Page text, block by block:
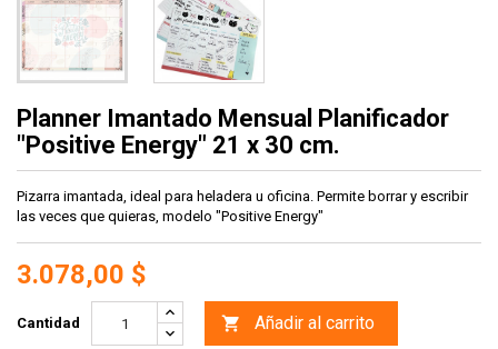
Planner Imantado Mensual Planificador
"Positive Energy" 21 x 30 cm.
Pizarra imantada, ideal para heladera u oficina. Permite borrar y escribir
las veces que quieras, modelo "Positive Energy"
3.078,00 $
Cantidad  Añadir al carrito